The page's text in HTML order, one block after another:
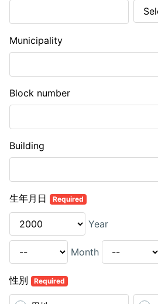
Municipality
Block number
Building
生年月日 Required
Year
Month
性別 Required